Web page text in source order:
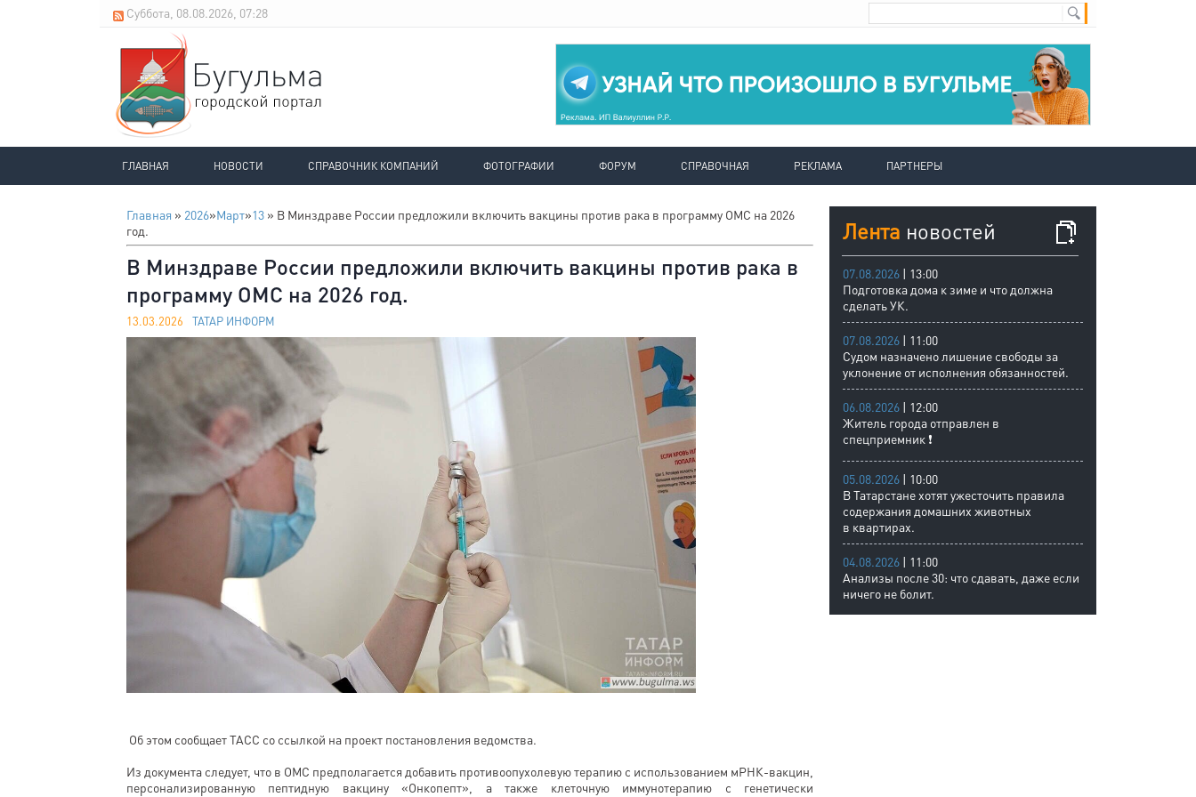
Суббота, 08.08.2026, 07:28
ГЛАВНАЯ НОВОСТИ СПРАВОЧНИК КОМПАНИЙ ФОТОГРАФИИ ФОРУМ СПРАВОЧНАЯ РЕКЛАМА ПАРТНЕРЫ
Главная » 2026»Март»13 » В Минздраве России предложили включить вакцины против рака в программу ОМС на 2026
год.
В Минздраве России предложили включить вакцины против рака в
программу ОМС на 2026 год.
13.03.2026 ТАТАР ИНФОРМ
Об этом сообщает ТАСС со ссылкой на проект постановления ведомства.
Из документа следует, что в ОМС предполагается добавить противоопухолевую терапию с использованием мРНК-вакцин,
персонализированную пептидную вакцину «Онкопепт», а также клеточную иммунотерапию с генетически
Лента новостей
07.08.2026 | 13:00
Подготовка дома к зиме и что должна
сделать УК.
07.08.2026 | 11:00
Судом назначено лишение свободы за
уклонение от исполнения обязанностей.
06.08.2026 | 12:00
Житель города отправлен в
спецприемник ❗
05.08.2026 | 10:00
В Татарстане хотят ужесточить правила
содержания домашних животных
в квартирах.
04.08.2026 | 11:00
Анализы после 30: что сдавать, даже если
ничего не болит.